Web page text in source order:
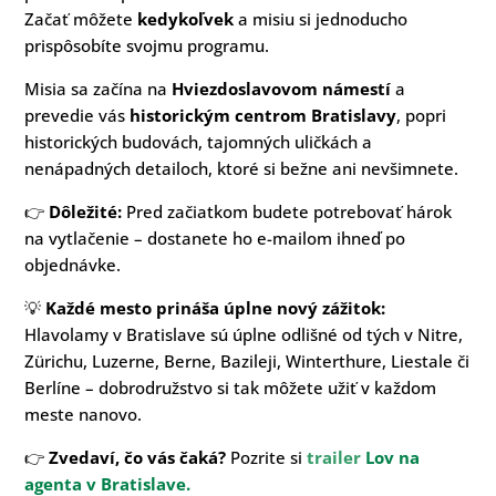
Začať môžete kedykoľvek a misiu si jednoducho
prispôsobíte svojmu programu.
Misia sa začína na Hviezdoslavovom námestí a
prevedie vás historickým centrom Bratislavy, popri
historických budovách, tajomných uličkách a
nenápadných detailoch, ktoré si bežne ani nevšimnete.
👉 Dôležité: Pred začiatkom budete potrebovať hárok
na vytlačenie – dostanete ho e-mailom ihneď po
objednávke.
💡 Každé mesto prináša úplne nový zážitok:
Hlavolamy v Bratislave sú úplne odlišné od tých v Nitre,
Zürichu, Luzerne, Berne, Bazileji, Winterthure, Liestale či
Berlíne – dobrodružstvo si tak môžete užiť v každom
meste nanovo.
👉Zvedaví, čo vás čaká? Pozrite sitrailer Lov na
agenta v Bratislave.